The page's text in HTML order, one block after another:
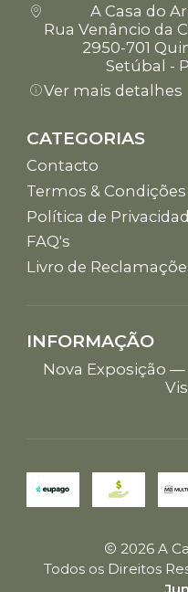
A Casa do
Rua Venâncio da
2950-701
Setúbal -
Ver mais detalhes
CATEGORIAS
Contacto
Termos & Condições
Política de
FAQ's
Livro de
INFORMAÇÃO
Nova Exposição —
2026 A
Todos os Direitos